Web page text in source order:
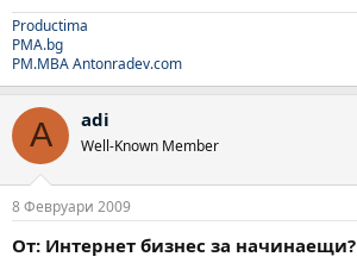
Productima
PMA.bg
PM.MBAAntonradev.com
A adi
Well-Known Member
8 Февруари 2009
От: Интернет бизнес за начинаещи?